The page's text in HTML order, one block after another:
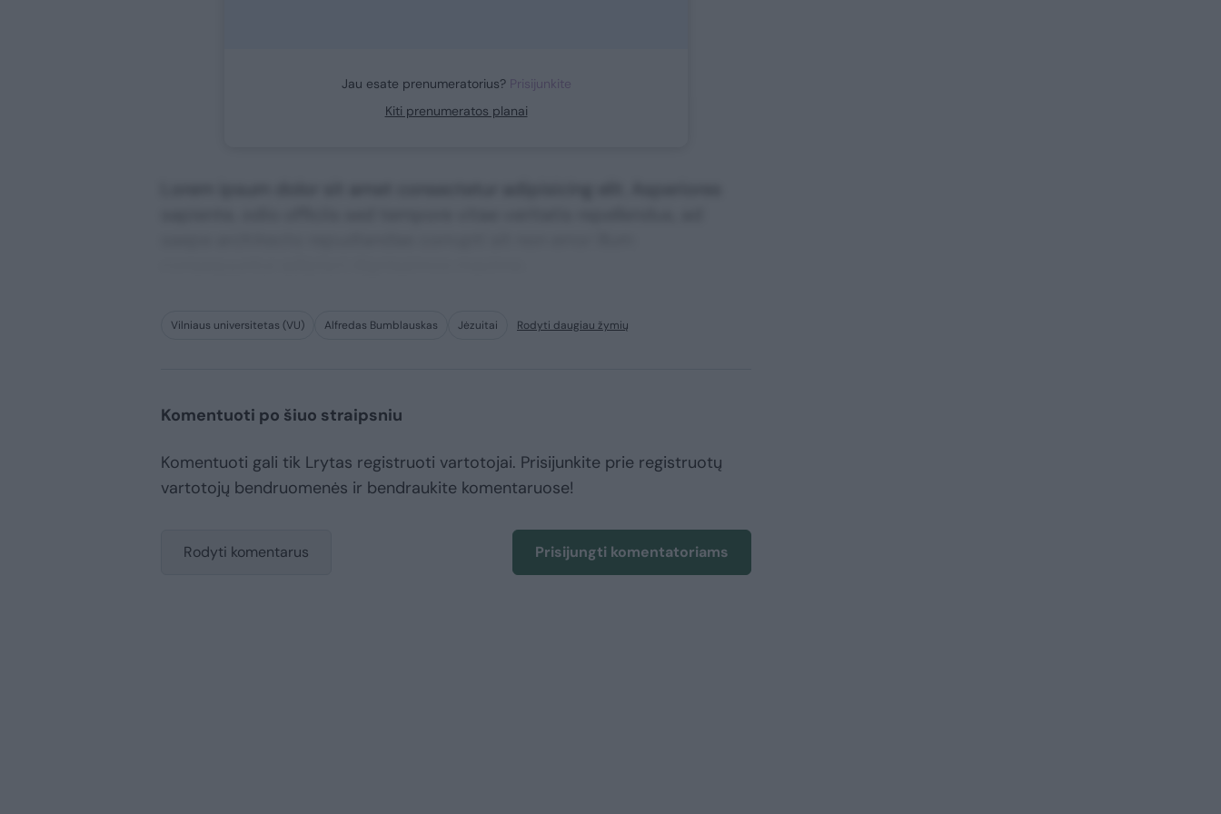
Jau esate prenumeratorius? Prisijunkite
Kiti prenumeratos planai
Vilniaus universitetas (VU) Alfredas Bumblauskas Jėzuitai Rodyti daugiau žymių
Komentuoti po šiuo straipsniu
Komentuoti gali tik Lrytas registruoti vartotojai. Prisijunkite prie registruotų
vartotojų bendruomenės ir bendraukite komentaruose!
Rodyti komentarus Prisijungti komentatoriams